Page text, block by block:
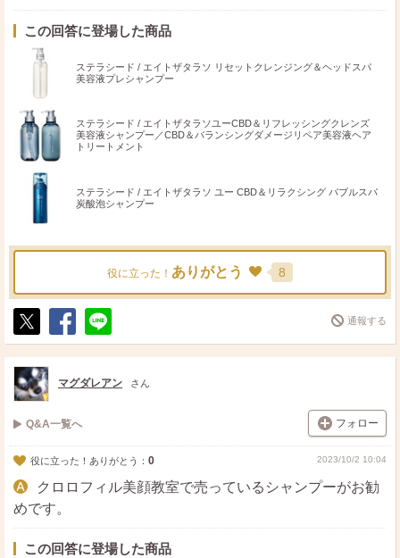
この回答に登場した商品
ステラシード / エイトザタラソ リセットクレンジング＆ヘッドスパ
美容液プレシャンプー
ステラシード / エイトザタラソユーCBD＆リフレッシングクレンズ
美容液シャンプー／CBD＆バランシングダメージリペア美容液ヘア
トリートメント
ステラシード / エイトザタラソ ユー CBD＆リラクシング バブルスパ
炭酸泡シャンプー
役に立った！ ありがとう 8
ポ
ス
ト
シ
ェ
送
る
通報する
マグダレアン さん
Q&A一覧へ フォロー
役に立った！ありがとう： 0 2023/10/2 10:04
クロロフィル美顔教室で売っているシャンプーがお勧
めです。
この回答に登場した商品